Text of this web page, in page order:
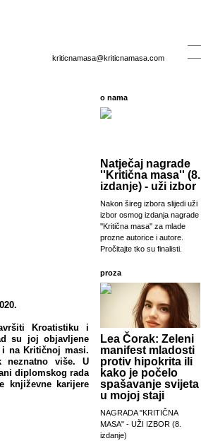
kriticnamasa@kriticnamasa.com
Kroatistiku i
su joj objavljene
i na Kritičnoj masi.
neznatno više. U
diplomskog rada
književne karijere
o nama
Natječaj nagrade
''Kritična masa'' (8.
izdanje) - uži izbor
Nakon šireg izbora slijedi uži
izbor osmog izdanja nagrade
''Kritična masa'' za mlade
prozne autorice i autore.
Pročitajte tko su finalisti.
proza
Lea Čorak: Zeleni
manifest mladosti
protiv hipokrita ili
kako je počelo
spašavanje svijeta
u mojoj staji
NAGRADA "KRITIČNA
MASA" - UŽI IZBOR (8.
izdanje)